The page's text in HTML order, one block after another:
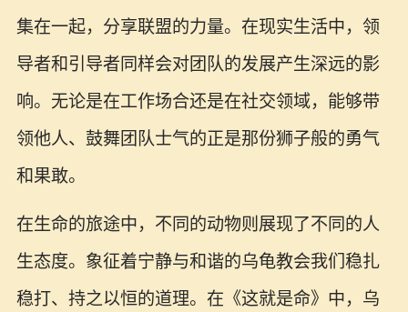
集在一起，分享联盟的力量。在现实生活中，领
导者和引导者同样会对团队的发展产生深远的影
响。无论是在工作场合还是在社交领域，能够带
领他人、鼓舞团队士气的正是那份狮子般的勇气
和果敢。
在生命的旅途中，不同的动物则展现了不同的人
生态度。象征着宁静与和谐的乌龟教会我们稳扎
稳打、持之以恒的道理。在《这就是命》中，乌